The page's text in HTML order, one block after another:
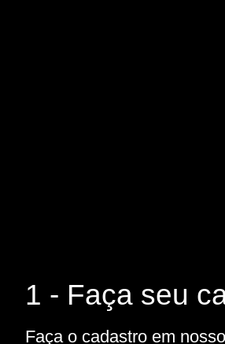
1 - Faça seu
Faça o cadastro em